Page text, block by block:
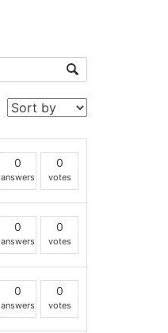
0
answers
0
votes
0
answers
0
votes
0
answers
0
votes